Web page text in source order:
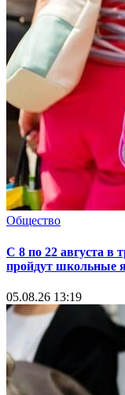
Общество
С 8 по 22 августа в
пройдут школьные
05.08.26 13:19